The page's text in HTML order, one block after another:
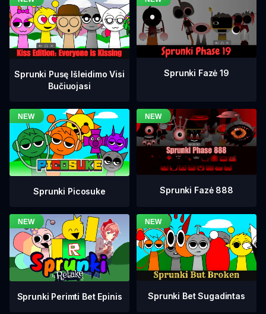
Sprunki Pusę Išleidimo Visi
Bučiuojasi
Sprunki Fazė 19
Sprunki Picosuke Sprunki Fazė 888
Sprunki Perimti Bet Epinis Sprunki Bet Sugadintas